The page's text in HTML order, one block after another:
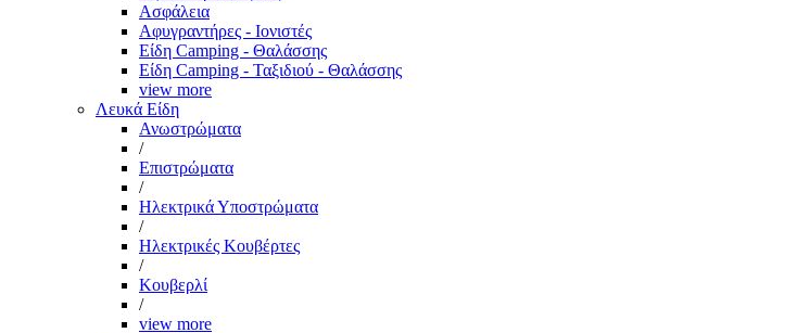
Ασφάλεια
Αφυγραντήρες - Ιονιστές
Είδη Camping - Θαλάσσης
Είδη Camping - Ταξιδιού - Θαλάσσης
view more
Λευκά Είδη
Ανωστρώματα
/
Επιστρώματα
/
Ηλεκτρικά Υποστρώματα
/
Ηλεκτρικές Κουβέρτες
/
Κουβερλί
/
view more